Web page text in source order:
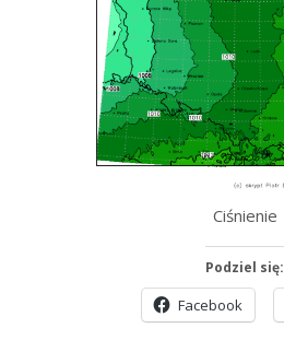
Ciśnienie
Podziel się:
Facebook